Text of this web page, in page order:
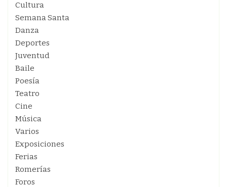
Cultura
Semana Santa
Danza
Deportes
Juventud
Baile
Poesía
Teatro
Cine
Música
Varios
Exposiciones
Ferias
Romerías
Foros